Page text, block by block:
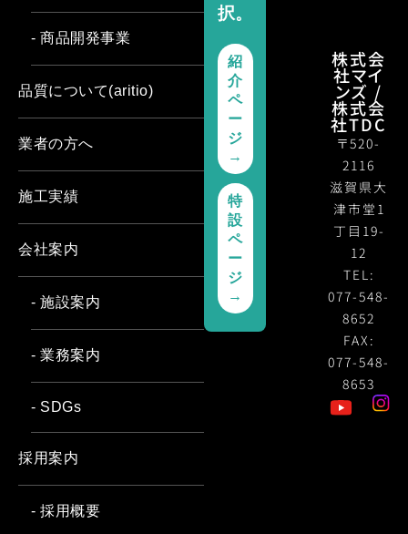
株式会
社マイ
ンズ /
株式会
社TDC
〒520-
2116
滋賀県大
津市堂1
丁目19-
12
TEL:
077-548-
8652
FAX:
077-548-
8653
択。
紹
介
ペ
ー
ジ
→
特
設
ペ
ー
ジ
→
- 商品開発事業
品質について(aritio)
業者の方へ
施工実績
会社案内
- 施設案内
- 業務案内
- SDGs
採用案内
- 採用概要